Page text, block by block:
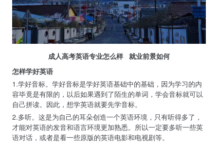
成人高考英语专业怎么样 就业前景如何
怎样学好英语
1.学好音标。学好音标是学好英语基础中的基础，因为学习的内
容毕竟是有限的，以后如果遇到了陌生的单词，学会音标就可以
自己拼读。因此，想学英语就要先学音标。
2.多听。这是为自己的耳朵创造一个英语环境，只有听得多了，
才能对英语的发音和语言环境更加熟悉。所以一定要多听一些英
语对话，或者是看一些原版的英语电影和电视剧等。